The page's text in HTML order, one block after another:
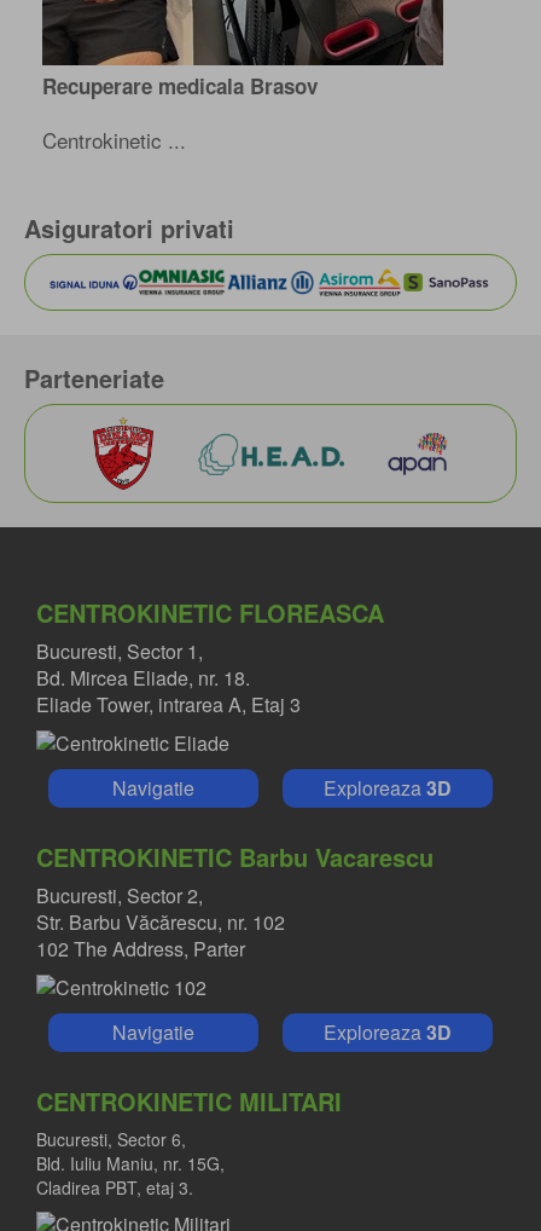
Recuperare medicala Brasov
Centrokinetic ...
Asiguratori privati
Parteneriate
CENTROKINETIC FLOREASCA
Bucuresti, Sector 1,
Bd. Mircea Eliade, nr. 18.
Eliade Tower, intrarea A, Etaj 3
Navigatie Exploreaza3D
CENTROKINETIC Barbu Vacarescu
Bucuresti, Sector 2,
Str. Barbu Văcărescu, nr. 102
102 The Address, Parter
Navigatie Exploreaza3D
CENTROKINETIC MILITARI
Bucuresti, Sector 6,
Bld. Iuliu Maniu, nr. 15G,
Cladirea PBT, etaj 3.